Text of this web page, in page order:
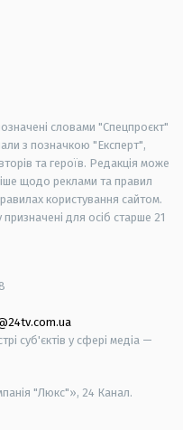
словами "Спецпроєкт"
з позначкою "Експерт",
та героїв. Редакція може
щодо реклами та правил
користування сайтом.
призначені для осіб старше 21
суб'єктів у сфері медіа —
"Люкс"», 24 Канал.